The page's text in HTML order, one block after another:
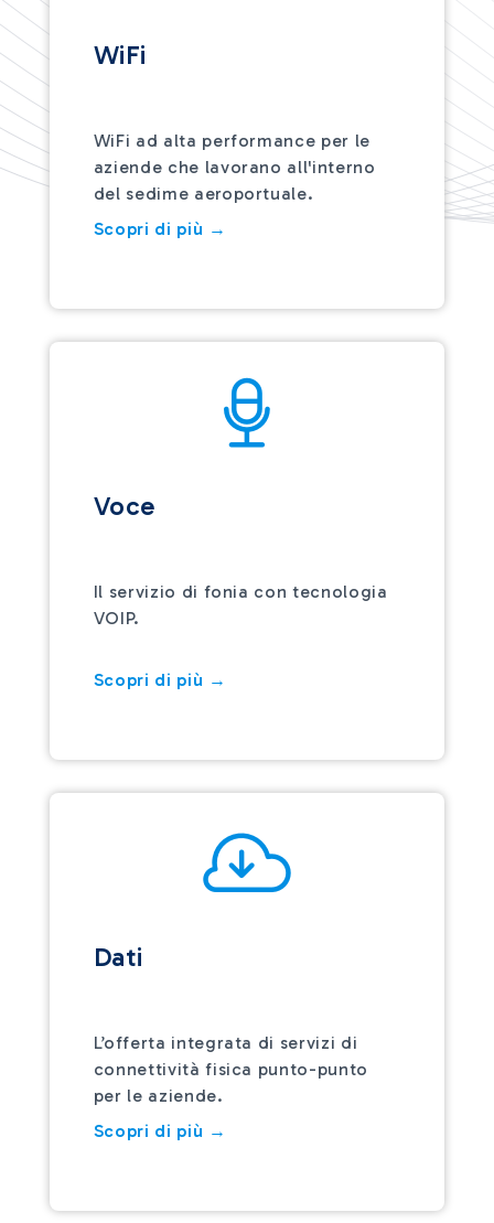
WiFi
WiFi ad alta performance per le
aziende che lavorano all'interno
del sedime aeroportuale.
Scopri di più →
Voce
Il servizio di fonia con tecnologia
VOIP.
Scopri di più →
Dati
L’offerta integrata di servizi di
connettività fisica punto-punto
per le aziende.
Scopri di più →